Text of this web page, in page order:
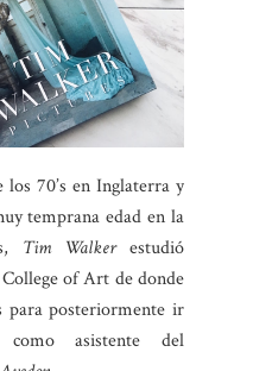
los 70’s en Inglaterra y
temprana edad en la
Tim Walkerestudió
of Art de donde
para posteriormente ir
asistente del